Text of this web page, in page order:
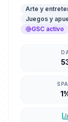
Arte y
Juegos y
GSC activo